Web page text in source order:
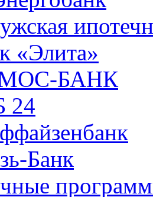
«Элита»
БАНК
24
Банк